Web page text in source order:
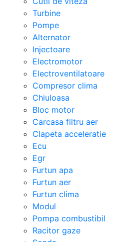
Turbine
Pompe
Alternator
Injectoare
Electromotor
Electroventilatoare
Compresor clima
Chiuloasa
Bloc motor
Carcasa filtru aer
Clapeta acceleratie
Ecu
Egr
Furtun apa
Furtun aer
Furtun clima
Modul
Pompa combustibil
Racitor gaze